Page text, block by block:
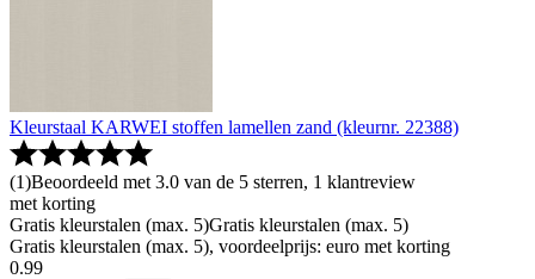
Kleurstaal KARWEI stoffen lamellen zand (kleurnr. 22388)
(1)Beoordeeld met 3.0 van de 5 sterren, 1 klantreview
met korting
Gratis kleurstalen (max. 5)Gratis kleurstalen (max. 5)
Gratis kleurstalen (max. 5), voordeelprijs: euro met korting
0.99